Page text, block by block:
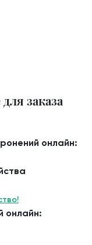
заказа
онлайн:
онлайн: